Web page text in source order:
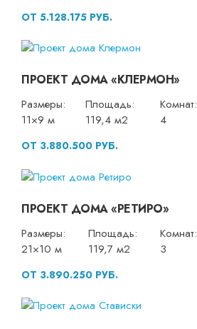
ОТ 5.128.175 РУБ.
ПРОЕКТ ДОМА «КЛЕРМОН»
Размеры:
11×9 м
Площадь:
119,4 м2
Комнат:
4
ОТ 3.880.500 РУБ.
ПРОЕКТ ДОМА «РЕТИРО»
Размеры:
21×10 м
Площадь:
119,7 м2
Комнат:
3
ОТ 3.890.250 РУБ.